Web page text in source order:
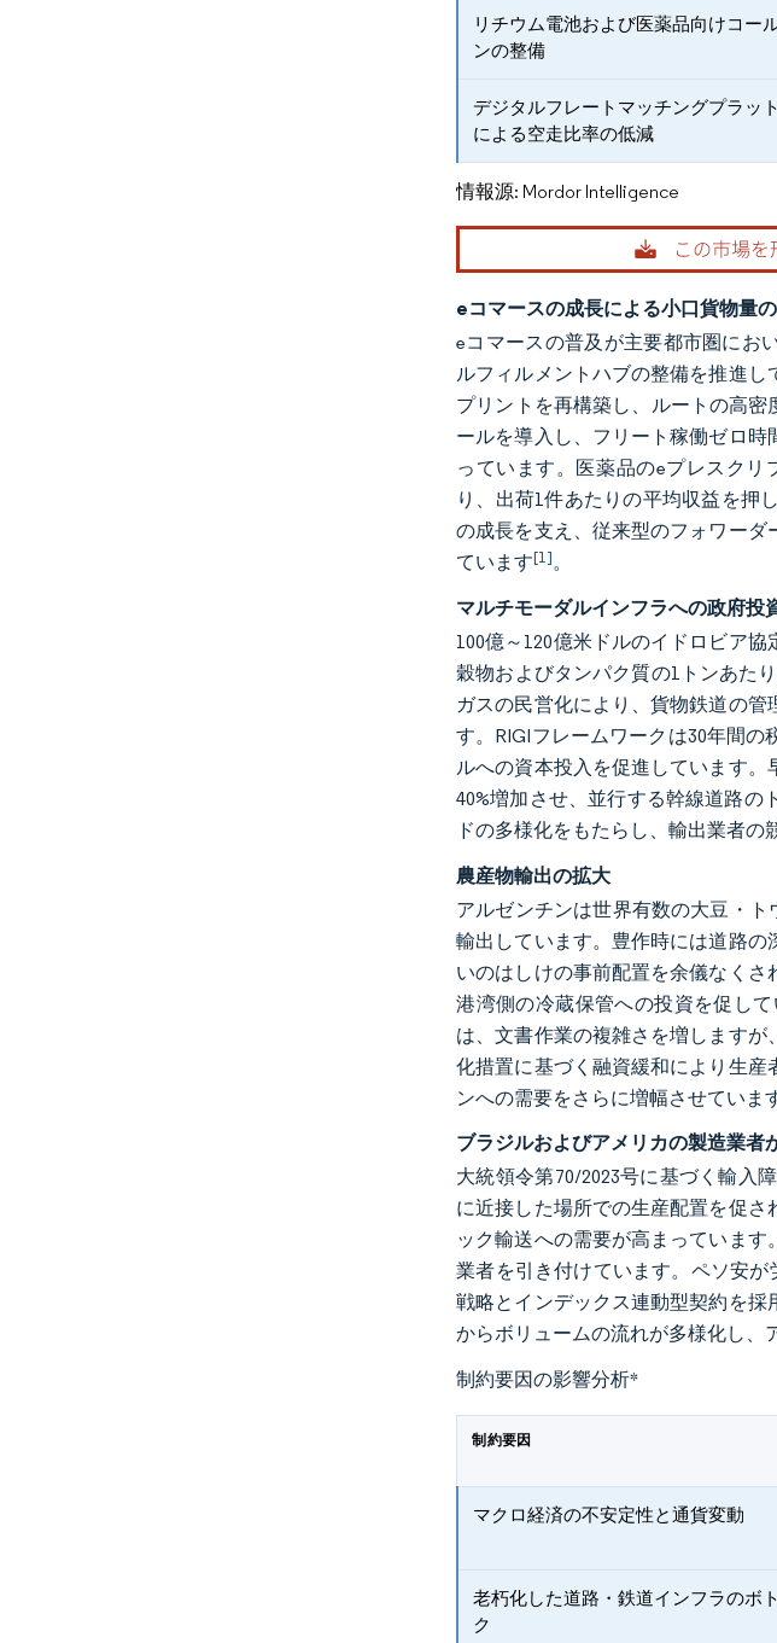
リチウム電池および医薬品向けコー
ンの整備
デジタルフレートマッチングプラッ
による空走比率の低減
情報源: Mordor Intelligence
eコマースの成長による小口貨物量
eコマースの普及が主要都市圏にお
ルフィルメントハブの整備を推進
プリントを再構築し、ルートの高
ールを導入し、フリート稼働ゼロ
っています。医薬品のeプレスク
り、出荷1件あたりの平均収益を押
の成長を支え、従来型のフォワー
ています[1]。
マルチモーダルインフラへの政府投
100億～120億米ドルのイドロビア
穀物およびタンパク質の1トンあた
ガスの民営化により、貨物鉄道の
す。RIGIフレームワークは30年間
ルへの資本投入を促進しています
40%増加させ、並行する幹線道路
ドの多様化をもたらし、輸出業者
農産物輸出の拡大
アルゼンチンは世界有数の大豆・
輸出しています。豊作時には道路
いのはしけの事前配置を余儀なく
港湾側の冷蔵保管への投資を促し
は、文書作業の複雑さを増します
化措置に基づく融資緩和により生
ンへの需要をさらに増幅させていま
ブラジルおよびアメリカの製造業者
大統領令第70/2023号に基づく輸入
に近接した場所での生産配置を促
ック輸送への需要が高まっていま
業者を引き付けています。ペソ安
戦略とインデックス連動型契約を
からボリュームの流れが多様化し、
制約要因の影響分析*
制約要因
マクロ経済の不安定性と通貨変動
老朽化した道路・鉄道インフラのボ
ク